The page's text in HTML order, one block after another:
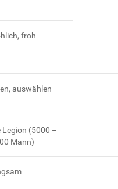
froh
auswählen
Legion (5000 –
Mann)